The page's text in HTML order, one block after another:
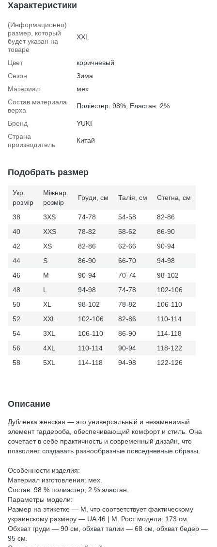
Характеристики
(Информационно)
размер, который
будет указан на
товаре
XXL
Цвет
коричневый
Сезон
Зима
Материал
мех
Состав материала
верха
Поліестер: 98%, Еластан: 2%
Бренд
YUKI
Страна
производитель
Китай
Подобрать размер
Укр.
розмір
Міжнар.
розмір
Груди, см Талія, см Стегна, см
38 3XS 74-78 54-58
82-86
40
XXS 78-82 58-62
86-90
42
XS 82-86 62-66
90-94
44
S 86-90 66-70
94-98
46
M 90-94 70-74
98-102
48
L 94-98 74-78
102-106
50
XL 98-102 78-82
106-110
52
XXL 102-106 82-86
110-114
54
3XL 106-110 86-90
114-118
56
4XL 110-114 90-94
118-122
58
5XL 114-118 94-98 122-126
Описание
Дубленка женская — это универсальный и незаменимый
элемент гардероба, обеспечивающий комфорт и стиль. Она
сочетает в себе практичность и современный дизайн, что
позволяет создавать разнообразные повседневные образы.
Особенности изделия:
Материал изготовления: мех.
Состав: 98 % полиэстер, 2 % эластан.
Параметры модели:
Размер на этикетке — М, что соответствует фактическому
украинскому размеру — UA 46 | М. Рост модели: 173 см.
Обхват груди — 90 см, обхват талии — 68 см, обхват бедер —
95 см.